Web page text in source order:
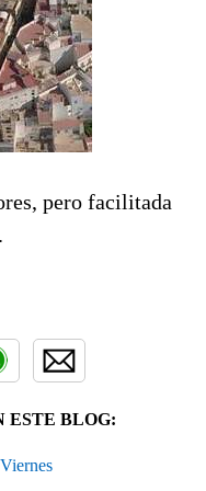
pero facilitada
ESTE BLOG: